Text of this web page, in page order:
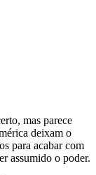
mas parece
deixam o
para acabar com
assumido o poder.